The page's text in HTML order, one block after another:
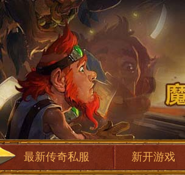
最新传奇私服 新开游戏